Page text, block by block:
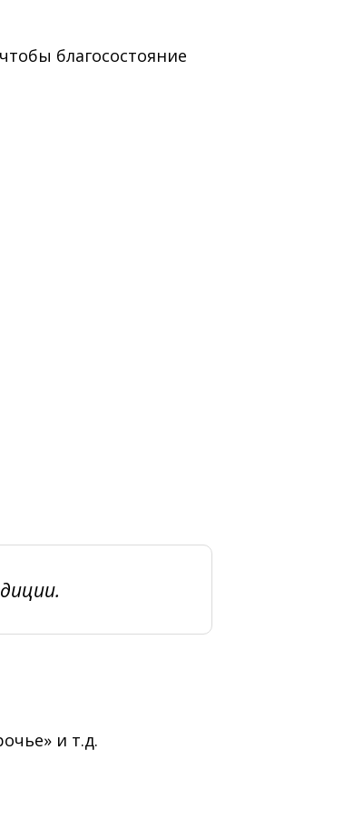
благосостояние
и т.д.